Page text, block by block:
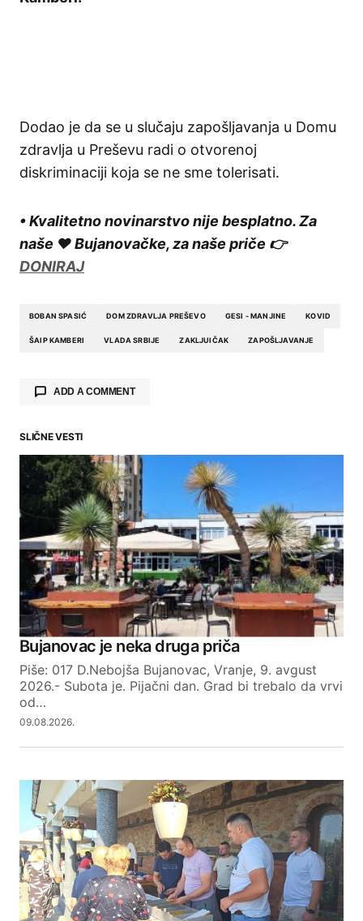
Dodao je da se u slučaju zapošljavanja u Domu
zdravlja u Preševu radi o otvorenoj
diskriminaciji koja se ne sme tolerisati.
• Kvalitetno novinarstvo nije besplatno. Za
naše ❤️ Bujanovačke, za naše priče 👉
DONIRAJ
BOBAN SPASIĆ DOM ZDRAVLJA PREŠEVO GESI - MANJINE KOVID
ŠAIP KAMBERI VLADA SRBIJE ZAKLJUIČAK ZAPOŠLJAVANJE
ADD A COMMENT
Your email address will not be published.
Required fields are marked*
Comment*
Your Name
Your E-mail
SLIČNE VESTI
Bujanovac je neka druga priča
Piše: 017 D.Nebojša Bujanovac, Vranje, 9. avgust
2026.- Subota je. Pijačni dan. Grad bi trebalo da vrvi
od…
09.08.2026.